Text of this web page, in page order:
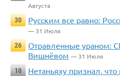
Августа
30
Русским все равно:
— 31 Июля
26
Отравленные ураном:
Вишнёвом — 31 Июля
10
Нетаньяху признал,